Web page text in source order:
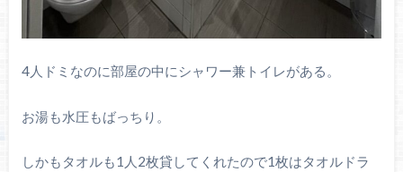
4人ドミなのに部屋の中にシャワー兼トイレがある。
お湯も水圧もばっちり。
しかもタオルも1人2枚貸してくれたので1枚はタオルドラ